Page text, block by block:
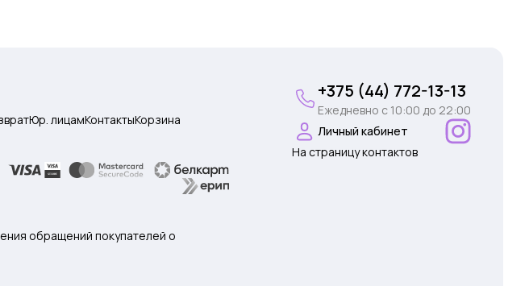
Юр. лицамКонтактыКорзина
обращений покупателей о
+375 (44) 772-13-13
Ежедневно c 10:00 до 22:00
Личный кабинет
На страницу контактов